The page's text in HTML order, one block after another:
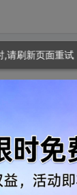
定的路径”
,请刷新页面重试